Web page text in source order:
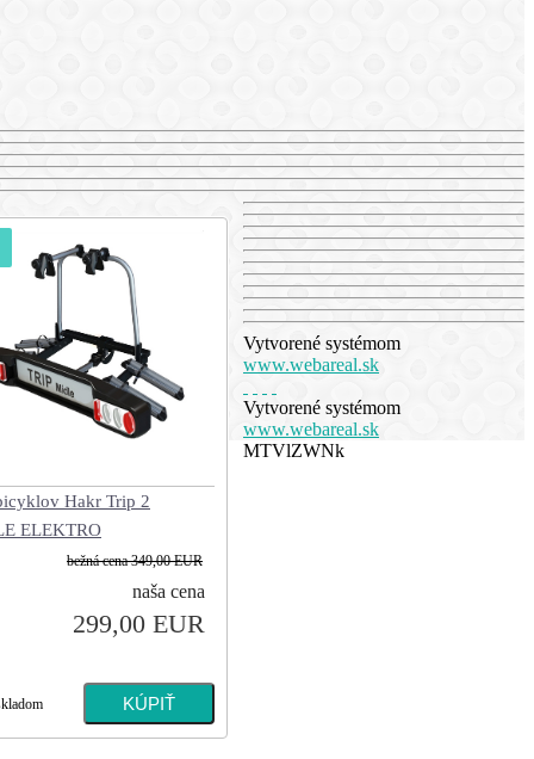
Hakr Trip 2
ELEKTRO
bežná cena349,00 EUR
naša cena
299,00 EUR
Vytvorené systémom
www.webareal.sk
Vytvorené systémom
www.webareal.sk
MTVlZWNk